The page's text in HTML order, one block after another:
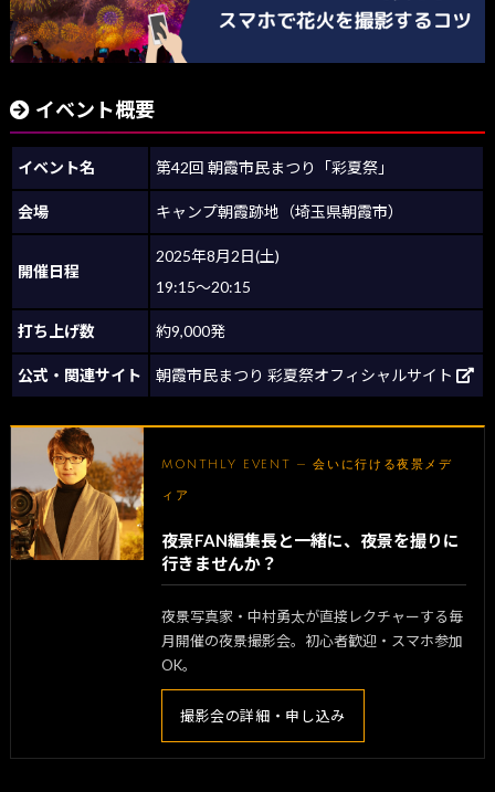
イベント概要
イベント名 第42回 朝霞市民まつり「彩夏祭」
会場 キャンプ朝霞跡地（埼玉県朝霞市）
開催日程
2025年8月2日(土)
19:15～20:15
打ち上げ数 約9,000発
公式・関連サイト 朝霞市民まつり 彩夏祭オフィシャルサイト
MONTHLY EVENT — 会いに行ける夜景メデ
ィア
夜景FAN編集長と一緒に、夜景を撮りに
行きませんか？
夜景写真家・中村勇太が直接レクチャーする毎
月開催の夜景撮影会。初心者歓迎・スマホ参加
OK。
撮影会の詳細・申し込み